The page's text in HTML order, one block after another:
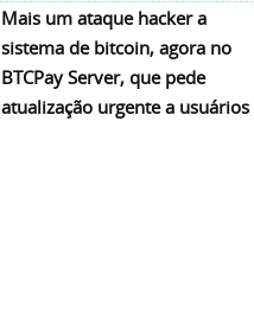
Mais um ataque hacker a
sistema de bitcoin, agora no
BTCPay Server, que pede
atualização urgente a usuários